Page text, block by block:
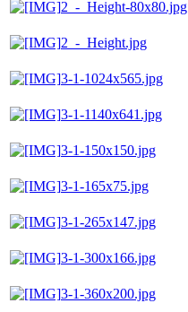
2_-_Height-80x80.jpg
2_-_Height.jpg
3-1-1024x565.jpg
3-1-1140x641.jpg
3-1-150x150.jpg
3-1-165x75.jpg
3-1-265x147.jpg
3-1-300x166.jpg
3-1-360x200.jpg